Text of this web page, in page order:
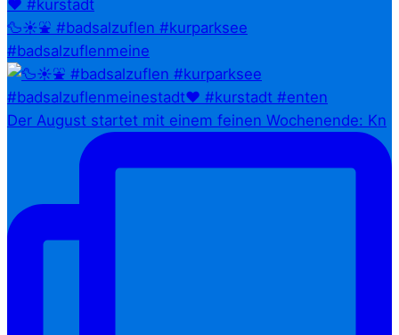
🦆☀️⛲ #badsalzuflen #kurparksee
#badsalzuflenmeine
Der August startet mit einem feinen Wochenende: Kn